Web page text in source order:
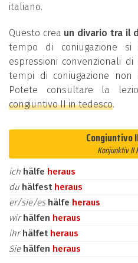
italiano.
Questo crea un divario tra il
tempo di coniugazione
espressioni convenzionali
tempi di coniugazione
Potete consultare la
congiuntivo II in tedesco.
Congiuntivo
Konjunktiv II
ich hälfe heraus
du hälfest heraus
er/sie/es hälfe heraus
wirhälfen heraus
ihrhälfet heraus
Sie hälfen heraus